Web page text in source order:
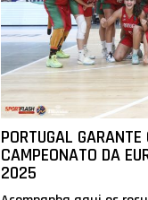
PORTUGAL
CAMPEONATO DA
2025